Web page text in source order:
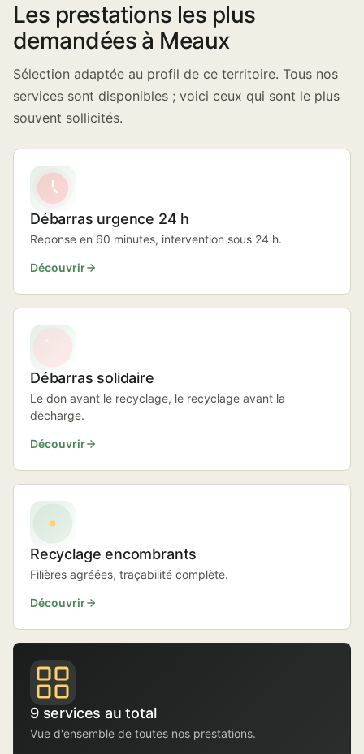
Les prestations les plus
demandées à Meaux
Sélection adaptée au profil de ce territoire. Tous nos
services sont disponibles ; voici ceux qui sont le plus
souvent sollicités.
Débarras urgence 24 h
Réponse en 60 minutes, intervention sous 24 h.
Découvrir
Débarras solidaire
Le don avant le recyclage, le recyclage avant la
décharge.
Découvrir
Recyclage encombrants
Filières agréées, traçabilité complète.
Découvrir
9 services au total
Vue d'ensemble de toutes nos prestations.